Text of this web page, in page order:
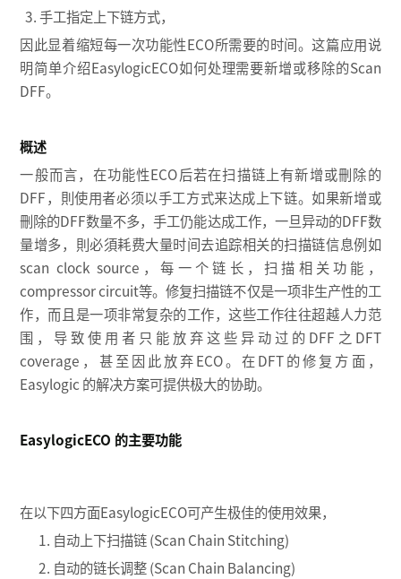
3. 手工指定上下链方式，
因此显着缩短每一次功能性ECO所需要的时间。这篇应用说
明简单介绍EasylogicECO如何处理需要新增或移除的Scan
DFF。
概述
一般而言，在功能性ECO后若在扫描链上有新增或刪除的
DFF，則使用者必须以手工方式来达成上下链。如果新增或
刪除的DFF数量不多，手工仍能达成工作，一旦异动的DFF数
量增多，則必須耗费大量时间去追踪相关的扫描链信息例如
scan clock source，每一个链长，扫描相关功能，
compressor circuit等。修复扫描链不仅是一项非生产性的工
作，而且是一项非常复杂的工作，这些工作往往超越人力范
围，导致使用者只能放弃这些异动过的DFF之DFT
coverage，甚至因此放弃ECO。在DFT的修复方面，
Easylogic 的解决方案可提供极大的协助。
EasylogicECO 的主要功能
在以下四方面EasylogicECO可产生极佳的使用效果，
1. 自动上下扫描链 (Scan Chain Stitching)
2. 自动的链长调整 (Scan Chain Balancing)